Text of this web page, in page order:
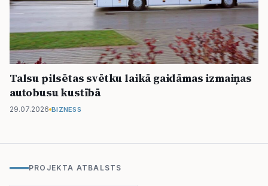
Talsu pilsētas svētku laikā gaidāmas izmaiņas
autobusu kustībā
29.07.2026 BIZNESS
PROJEKTA ATBALSTS